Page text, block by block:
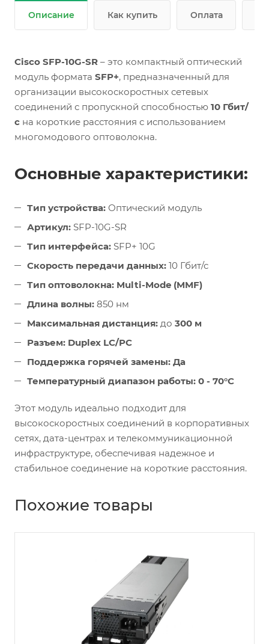
Описание Как купить Оплата
Cisco SFP-10G-SR – это компактный оптический
модуль формата SFP+, предназначенный для
организации высокоскоростных сетевых
соединений с пропускной способностью 10 Гбит/
с на короткие расстояния с использованием
многомодового оптоволокна.
Основные характеристики:
Тип устройства: Оптический модуль
Артикул: SFP-10G-SR
Тип интерфейса: SFP+ 10G
Скорость передачи данных: 10 Гбит/с
Тип оптоволокна: Multi-Mode (MMF)
Длина волны: 850 нм
Максимальная дистанция: до 300 м
Разъем: Duplex LC/PC
Поддержка горячей замены: Да
Температурный диапазон работы: 0 - 70°C
Этот модуль идеально подходит для
высокоскоростных соединений в корпоративных
сетях, дата-центрах и телекоммуникационной
инфраструктуре, обеспечивая надежное и
стабильное соединение на короткие расстояния.
Похожие товары